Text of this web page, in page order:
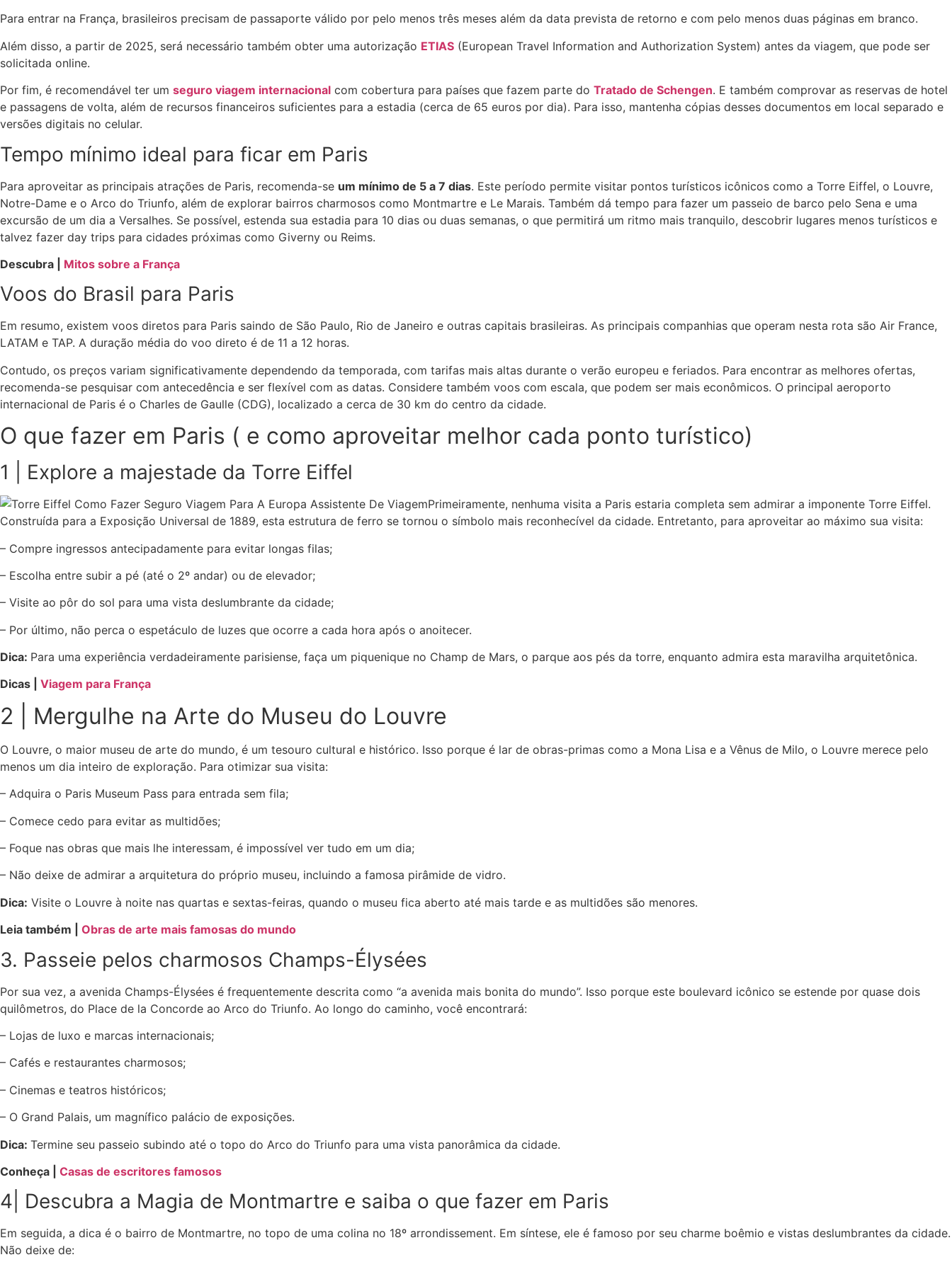
Para entrar na França, brasileiros precisam de passaporte válido por pelo menos três meses além da data prevista de retorno e com pelo menos duas páginas em branco.
Além disso, a partir de 2025, será necessário também obter uma autorização ETIAS (European Travel Information and Authorization System) antes da viagem, que pode ser
solicitada online.
Por fim, é recomendável ter um seguro viagem internacional com cobertura para países que fazem parte do Tratado de Schengen. E também comprovar as reservas de hotel
e passagens de volta, além de recursos financeiros suficientes para a estadia (cerca de 65 euros por dia). Para isso, mantenha cópias desses documentos em local separado e
versões digitais no celular.
Tempo mínimo ideal para ficar em Paris
Para aproveitar as principais atrações de Paris, recomenda-se um mínimo de 5 a 7 dias. Este período permite visitar pontos turísticos icônicos como a Torre Eiffel, o Louvre,
Notre-Dame e o Arco do Triunfo, além de explorar bairros charmosos como Montmartre e Le Marais. Também dá tempo para fazer um passeio de barco pelo Sena e uma
excursão de um dia a Versalhes. Se possível, estenda sua estadia para 10 dias ou duas semanas, o que permitirá um ritmo mais tranquilo, descobrir lugares menos turísticos e
talvez fazer day trips para cidades próximas como Giverny ou Reims.
Descubra | Mitos sobre a França
Voos do Brasil para Paris
Em resumo, existem voos diretos para Paris saindo de São Paulo, Rio de Janeiro e outras capitais brasileiras. As principais companhias que operam nesta rota são Air France,
LATAM e TAP. A duração média do voo direto é de 11 a 12 horas.
Contudo, os preços variam significativamente dependendo da temporada, com tarifas mais altas durante o verão europeu e feriados. Para encontrar as melhores ofertas,
recomenda-se pesquisar com antecedência e ser flexível com as datas. Considere também voos com escala, que podem ser mais econômicos. O principal aeroporto
internacional de Paris é o Charles de Gaulle (CDG), localizado a cerca de 30 km do centro da cidade.
O que fazer em Paris ( e como aproveitar melhor cada ponto turístico)
1 | Explore a majestade da Torre Eiffel
Primeiramente, nenhuma visita a Paris estaria completa sem admirar a imponente Torre Eiffel.
Construída para a Exposição Universal de 1889, esta estrutura de ferro se tornou o símbolo mais reconhecível da cidade. Entretanto, para aproveitar ao máximo sua visita:
– Compre ingressos antecipadamente para evitar longas filas;
– Escolha entre subir a pé (até o 2º andar) ou de elevador;
– Visite ao pôr do sol para uma vista deslumbrante da cidade;
– Por último, não perca o espetáculo de luzes que ocorre a cada hora após o anoitecer.
Dica: Para uma experiência verdadeiramente parisiense, faça um piquenique no Champ de Mars, o parque aos pés da torre, enquanto admira esta maravilha arquitetônica.
Dicas | Viagem para França
2 | Mergulhe na Arte do Museu do Louvre
O Louvre, o maior museu de arte do mundo, é um tesouro cultural e histórico. Isso porque é lar de obras-primas como a Mona Lisa e a Vênus de Milo, o Louvre merece pelo
menos um dia inteiro de exploração. Para otimizar sua visita:
– Adquira o Paris Museum Pass para entrada sem fila;
– Comece cedo para evitar as multidões;
– Foque nas obras que mais lhe interessam, é impossível ver tudo em um dia;
– Não deixe de admirar a arquitetura do próprio museu, incluindo a famosa pirâmide de vidro.
Dica: Visite o Louvre à noite nas quartas e sextas-feiras, quando o museu fica aberto até mais tarde e as multidões são menores.
Leia também | Obras de arte mais famosas do mundo
3. Passeie pelos charmosos Champs-Élysées
Por sua vez, a avenida Champs-Élysées é frequentemente descrita como “a avenida mais bonita do mundo”. Isso porque este boulevard icônico se estende por quase dois
quilômetros, do Place de la Concorde ao Arco do Triunfo. Ao longo do caminho, você encontrará:
– Lojas de luxo e marcas internacionais;
– Cafés e restaurantes charmosos;
– Cinemas e teatros históricos;
– O Grand Palais, um magnífico palácio de exposições.
Dica: Termine seu passeio subindo até o topo do Arco do Triunfo para uma vista panorâmica da cidade.
Conheça | Casas de escritores famosos
4| Descubra a Magia de Montmartre e saiba o que fazer em Paris
Em seguida, a dica é o bairro de Montmartre, no topo de uma colina no 18º arrondissement. Em síntese, ele é famoso por seu charme boêmio e vistas deslumbrantes da cidade.
Não deixe de: